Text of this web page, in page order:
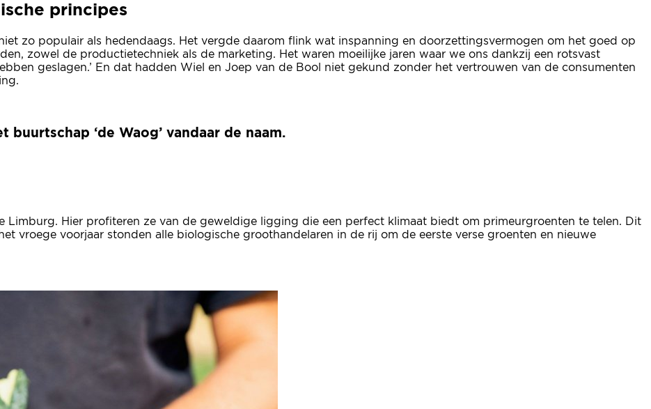
principes
zo populair als hedendaags. Het vergde daarom flink wat inspanning en doorzettingsvermogen om het goed op
zowel de productietechniek als de marketing. Het waren moeilijke jaren waar we ons dankzij een rotsvast
geslagen.’ En dat hadden Wiel en Joep van de Bool niet gekund zonder het vertrouwen van de consumenten
‘de Waog’ vandaar de naam.
Hier profiteren ze van de geweldige ligging die een perfect klimaat biedt om primeurgroenten te telen. Dit
vroege voorjaar stonden alle biologische groothandelaren in de rij om de eerste verse groenten en nieuwe